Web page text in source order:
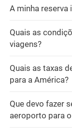
A minha reserva
Quais as
viagens?
Quais as taxas
para a América?
Que devo fazer
aeroporto para